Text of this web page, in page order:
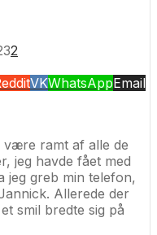
2
VKWhatsAppEmail
være ramt af alle de
jeg havde fået med
jeg greb min telefon,
Allerede der
smil bredte sig på